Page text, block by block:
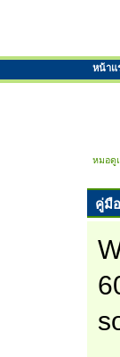
หน้าแ
หมอดู
คู่มื